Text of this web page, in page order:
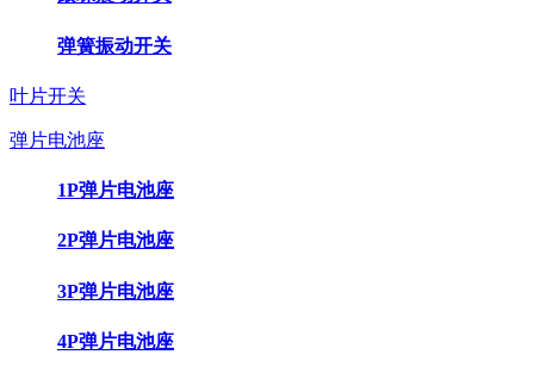
弹簧振动开关
叶片开关
弹片电池座
1P弹片电池座
2P弹片电池座
3P弹片电池座
4P弹片电池座